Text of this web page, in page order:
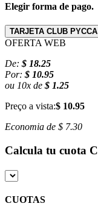
Elegir forma de pago.
TARJETA CLUB PYCCA
OFERTA WEB
De: $ 18.25
Por: $ 10.95
ou 10x de $ 1.25
Preço a vista:$ 10.95
Economia de $ 7.30
Calcula tu cuota
CUOTAS